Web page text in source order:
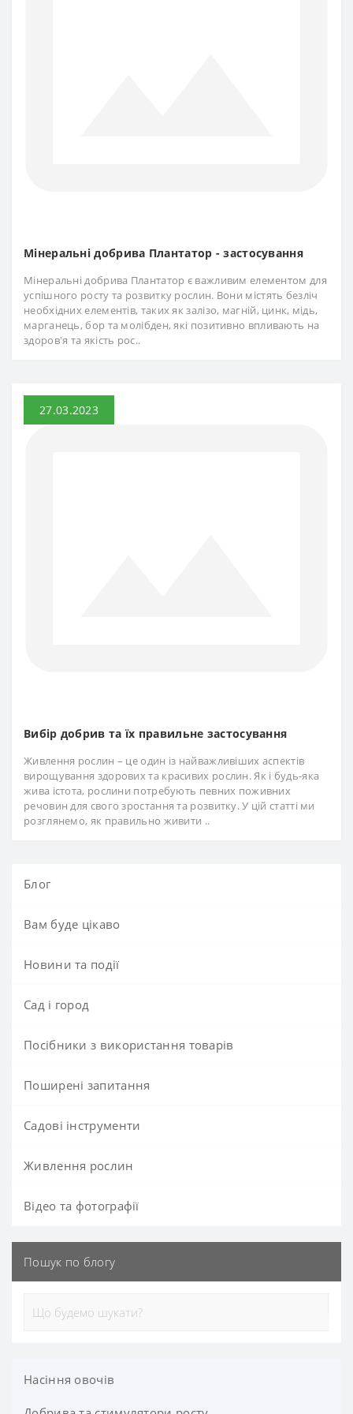
Мінеральні добрива Плантатор - застосування
Мінеральні добрива Плантатор є важливим елементом для
успішного росту та розвитку рослин. Вони містять безліч
необхідних елементів, таких як залізо, магній, цинк, мідь,
марганець, бор та молібден, які позитивно впливають на
здоров'я та якість рос..
27.03.2023
Вибір добрив та їх правильне застосування
Живлення рослин – це один із найважливіших аспектів
вирощування здорових та красивих рослин. Як і будь-яка
жива істота, рослини потребують певних поживних
речовин для свого зростання та розвитку. У цій статті ми
розглянемо, як правильно живити ..
Блог
Вам буде цікаво
Новини та події
Сад і город
Посібники з використання товарів
Поширені запитання
Садові інструменти
Живлення рослин
Відео та фотографії
Пошук по блогу
Насіння овочів